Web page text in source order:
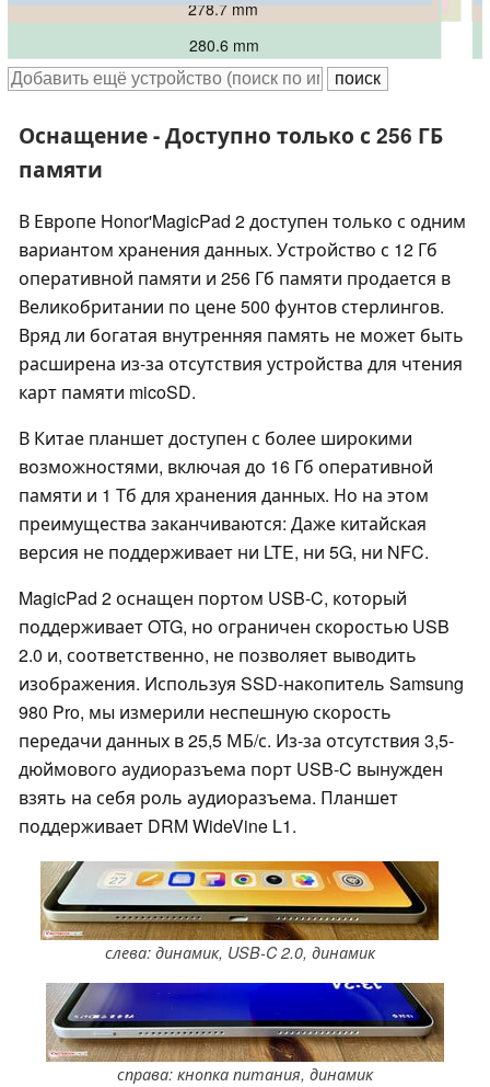
293.4 mm
280.6 mm
278.7 mm
Оснащение - Доступно только с 256 ГБ
памяти
В Европе Honor'MagicPad 2 доступен только с одним
вариантом хранения данных. Устройство с 12 Гб
оперативной памяти и 256 Гб памяти продается в
Великобритании по цене 500 фунтов стерлингов.
Вряд ли богатая внутренняя память не может быть
расширена из-за отсутствия устройства для чтения
карт памяти micoSD.
В Китае планшет доступен с более широкими
возможностями, включая до 16 Гб оперативной
памяти и 1 Тб для хранения данных. Но на этом
преимущества заканчиваются: Даже китайская
версия не поддерживает ни LTE, ни 5G, ни NFC.
MagicPad 2 оснащен портом USB-C, который
поддерживает OTG, но ограничен скоростью USB
2.0 и, соответственно, не позволяет выводить
изображения. Используя SSD-накопитель Samsung
980 Pro, мы измерили неспешную скорость
передачи данных в 25,5 МБ/с. Из-за отсутствия 3,5-
дюймового аудиоразъема порт USB-C вынужден
взять на себя роль аудиоразъема. Планшет
поддерживает DRM WideVine L1.
слева: динамик, USB-C 2.0, динамик
справа: кнопка питания, динамик